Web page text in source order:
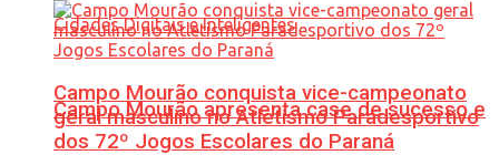
Campo Mourão apresenta case de sucesso e
Campo Mourão conquista vice-campeonato
geral masculino no Atletismo Paradesportivo
dos 72º Jogos Escolares do Paraná